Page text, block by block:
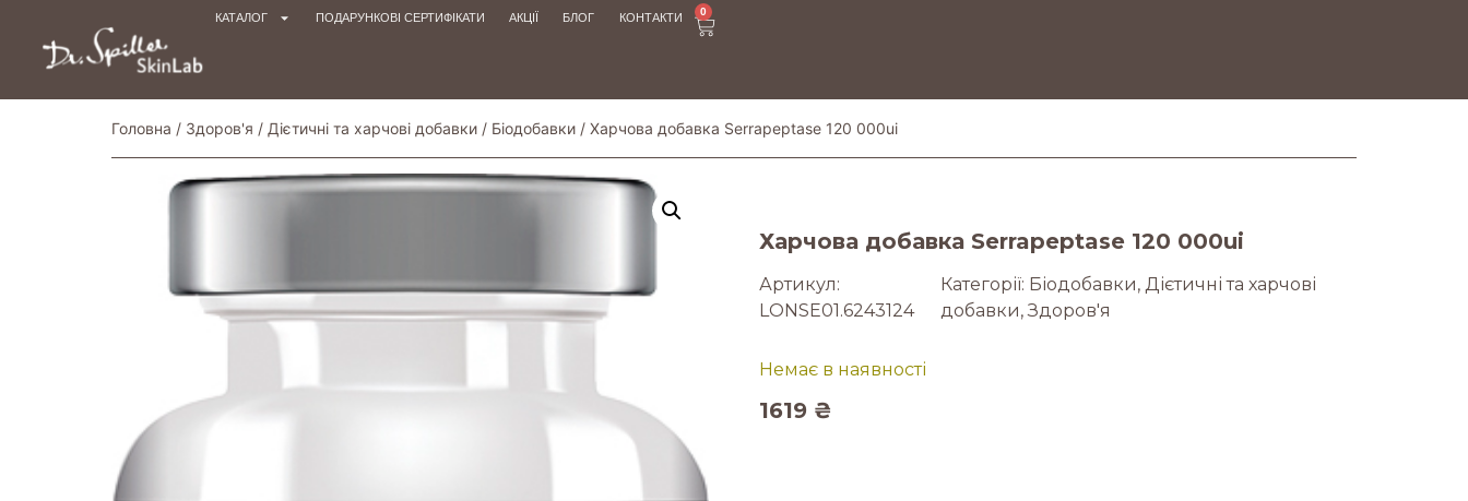
КАТАЛОГ ПОДАРУНКОВІ СЕРТИФІКАТИ АКЦІЇ БЛОГ КОНТАКТИ 0
Головна / Здоров'я / Дієтичні та харчові добавки / Біодобавки / Харчова добавка Serrapeptase 120 000ui
Харчова добавка Serrapeptase 120 000ui
1619 ₴
Немає в наявності
Артикул:
LONSE01.6243124
Категорії: Біодобавки, Дієтичні та харчові
добавки,Здоров'я